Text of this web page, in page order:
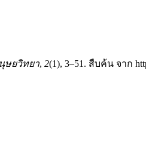
ษยวิทยา, 2(1), 3–51. สืบค้น จาก